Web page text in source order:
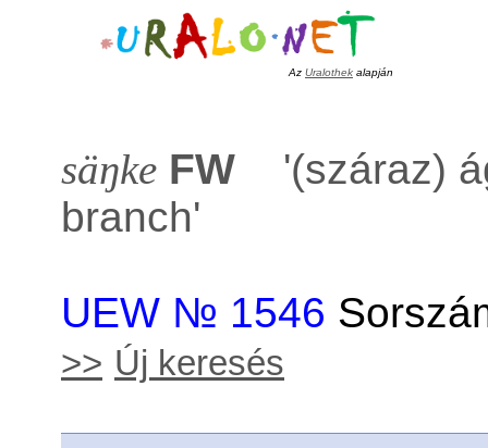
Az Uralothek alapján
säŋke FW '(száraz)
branch'
UEW № 1546
>> Új keresés